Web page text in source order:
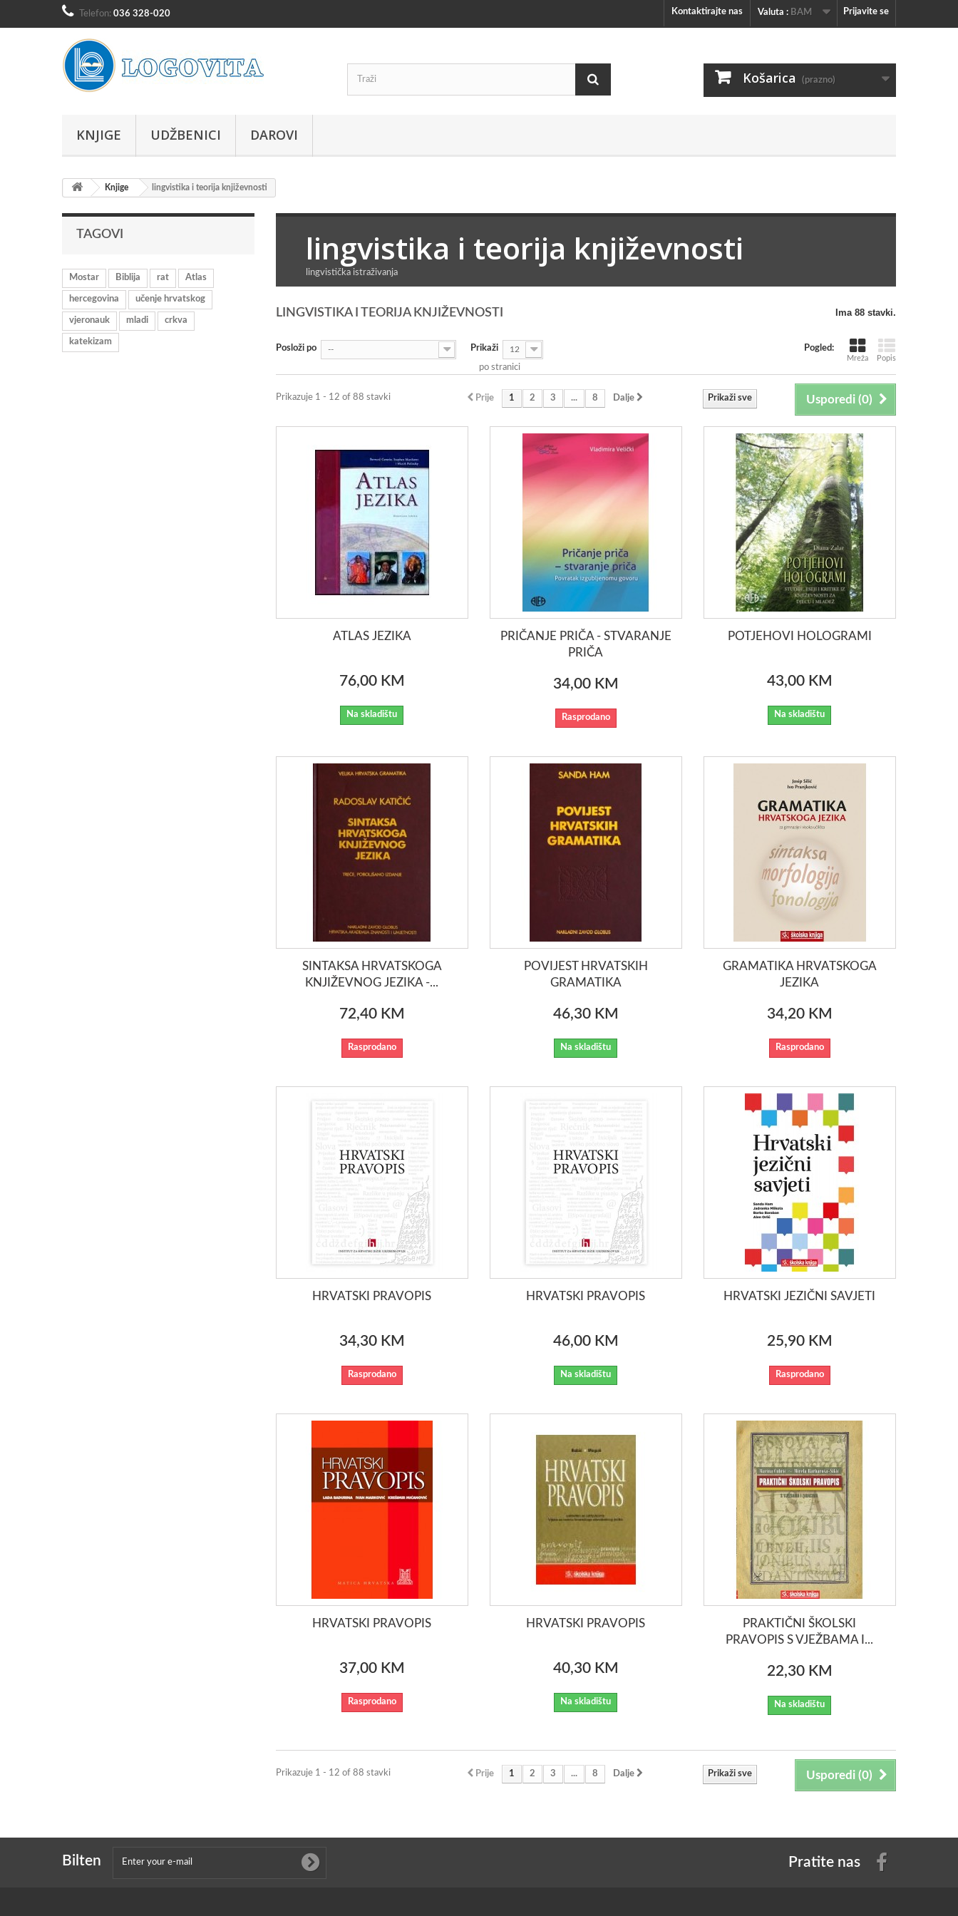
Prijavite se
Valuta : BAM
Kontaktirajte nas
Telefon: 036 328-020
Košarica (prazno)
KNJIGE UDŽBENICI DAROVI
Knjige lingvistika i teorija književnosti
TAGOVI
Mostar Biblija rat Atlas
hercegovina učenje hrvatskog
vjeronauk mladi crkva
katekizam
lingvistika i teorija književnosti
lingvistička istraživanja
LINGVISTIKA I TEORIJA KNJIŽEVNOSTI Ima 88 stavki.
Pogled:
Mreža Popis
Posloži po -- Prikaži 12
po stranici
Usporedi (0)
Prikaži sve
Prije 1 2 3 ... 8 Dalje
Prikazuje 1 - 12 of 88 stavki
ATLAS JEZIKA
76,00 KM
Na skladištu
PRIČANJE PRIČA - STVARANJE
PRIČA
34,00 KM
Rasprodano
POTJEHOVI HOLOGRAMI
43,00 KM
Na skladištu
SINTAKSA HRVATSKOGA
KNJIŽEVNOG JEZIKA -...
72,40 KM
Rasprodano
POVIJEST HRVATSKIH
GRAMATIKA
46,30 KM
Na skladištu
GRAMATIKA HRVATSKOGA
JEZIKA
34,20 KM
Rasprodano
HRVATSKI PRAVOPIS
34,30 KM
Rasprodano
HRVATSKI PRAVOPIS
46,00 KM
Na skladištu
HRVATSKI JEZIČNI SAVJETI
25,90 KM
Rasprodano
HRVATSKI PRAVOPIS
37,00 KM
Rasprodano
HRVATSKI PRAVOPIS
40,30 KM
Na skladištu
PRAKTIČNI ŠKOLSKI
PRAVOPIS S VJEŽBAMA I...
22,30 KM
Na skladištu
Usporedi (0)
Prikaži sve
Prije 1 2 3 ... 8 Dalje
Prikazuje 1 - 12 of 88 stavki
Bilten Pratite nas